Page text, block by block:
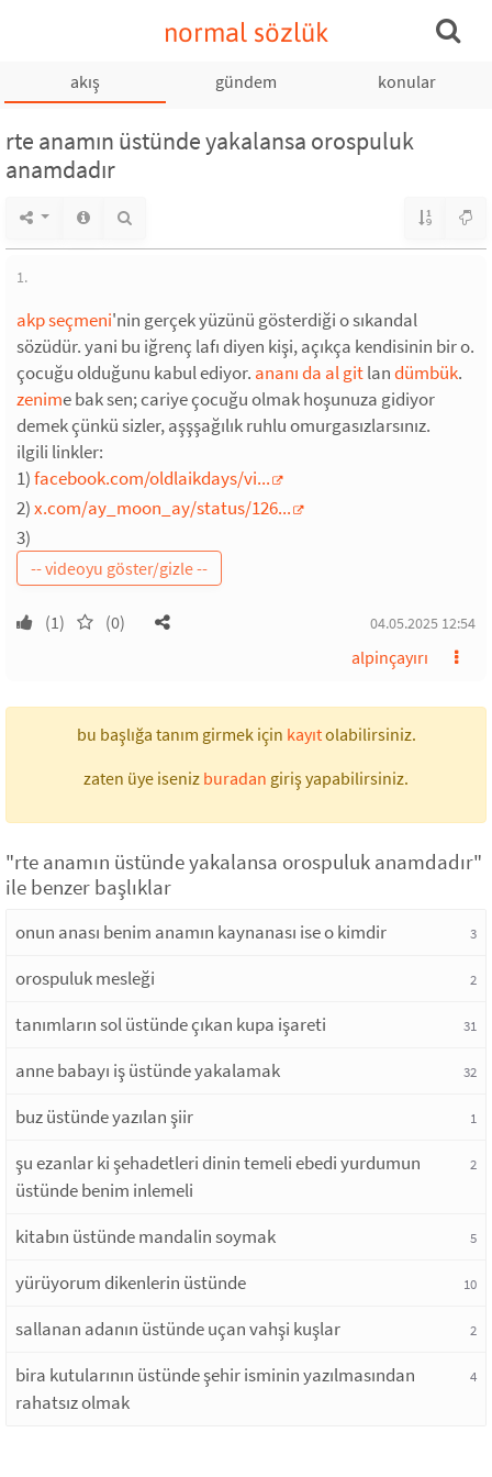
normal sözlük
akış gündem konular
rte anamın üstünde yakalansa orospuluk
anamdadır
1.
akp seçmeni'nin gerçek yüzünü gösterdiği o sıkandal
sözüdür. yani bu iğrenç lafı diyen kişi, açıkça kendisinin bir o.
çocuğu olduğunu kabul ediyor. ananı da al gitlandümbük.
zenime bak sen; cariye çocuğu olmak hoşunuza gidiyor
demek çünkü sizler, aşşşağılık ruhlu omurgasızlarsınız.
ilgili linkler:
1)facebook.com/oldlaikdays/vi...
2)x.com/ay_moon_ay/status/126...
3)
(1) (0) 04.05.2025 12:54
alpinçayırı
bu başlığa tanım girmek için kayıtolabilirsiniz.
zaten üye iseniz buradan giriş yapabilirsiniz.
"rte anamın üstünde yakalansa orospuluk anamdadır"
ile benzer başlıklar
onun anası benim anamın kaynanası ise o kimdir 3
orospuluk mesleği 2
tanımların sol üstünde çıkan kupa işareti 31
anne babayı iş üstünde yakalamak 32
buz üstünde yazılan şiir 1
şu ezanlar ki şehadetleri dinin temeli ebedi yurdumun
üstünde benim inlemeli
2
kitabın üstünde mandalin soymak 5
yürüyorum dikenlerin üstünde 10
sallanan adanın üstünde uçan vahşi kuşlar 2
bira kutularının üstünde şehir isminin yazılmasından
rahatsız olmak
4